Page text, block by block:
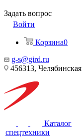
Задать вопрос
Войти
Корзина0
g-s@gird.ru
456313,
Каталог
спецтехники